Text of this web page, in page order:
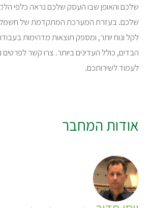
שלכם והאופן שבו העסק שלכם נראה כלפי
לקל ונוח יותר, ומספק תוצאות מדהימות
הבדים, כולל העדינים ביותר. צרו קשר לפרטים
לעמוד לשירותכם.
אודות המחבר